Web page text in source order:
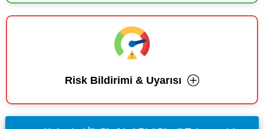
Risk Bildirimi & Uyarısı